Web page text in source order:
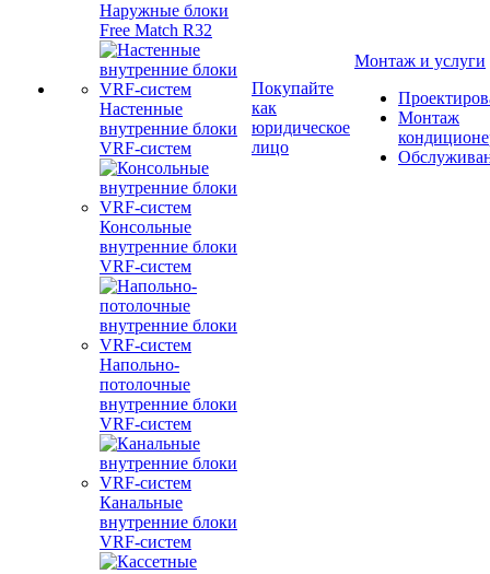
Наружные блоки
Free Match R32
Настенные
внутренние блоки
VRF-систем
Консольные
внутренние блоки
VRF-систем
Напольно-
потолочные
внутренние блоки
VRF-систем
Канальные
внутренние блоки
VRF-систем
Покупайте
как
юридическое
лицо
Монтаж и услуги
Монтаж